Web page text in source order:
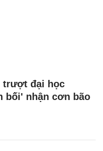
trượt đại học
bối' nhận cơn bão